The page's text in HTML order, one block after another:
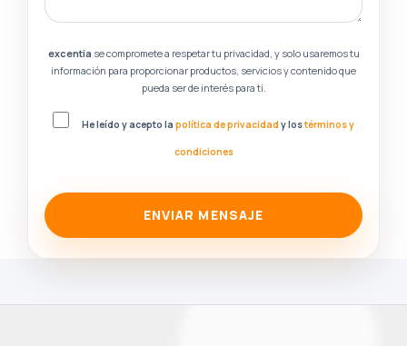
excentia se compromete a respetar tu privacidad, y solo usaremos tu
información para proporcionar productos, servicios y contenido que
pueda ser de interés para ti.
He leído y acepto la política de privacidad y lostérminos y
condiciones
ENVIAR MENSAJE